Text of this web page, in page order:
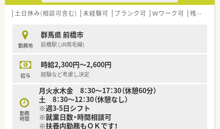
土日休み(相談可含む) 未経験可 ブランク可 Ｗワーク可 残業なし(ほぼなし含む)
勤務地
群馬県 前橋市
前橋駅 (JR両毛線)
給与
時給2,300円～2,600円
経験など考慮し決定
勤務
時間
月火水木金 8：30～17：30（休憩60分）
土 8：30～12：30（休憩なし）
※週3-5日シフト
※就業日数・時間相談可
※扶養内勤務もＯＫです！